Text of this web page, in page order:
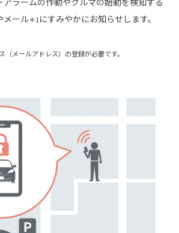
メール＊1にすみやかにお知らせします。
（メールアドレス）の登録が必要です。